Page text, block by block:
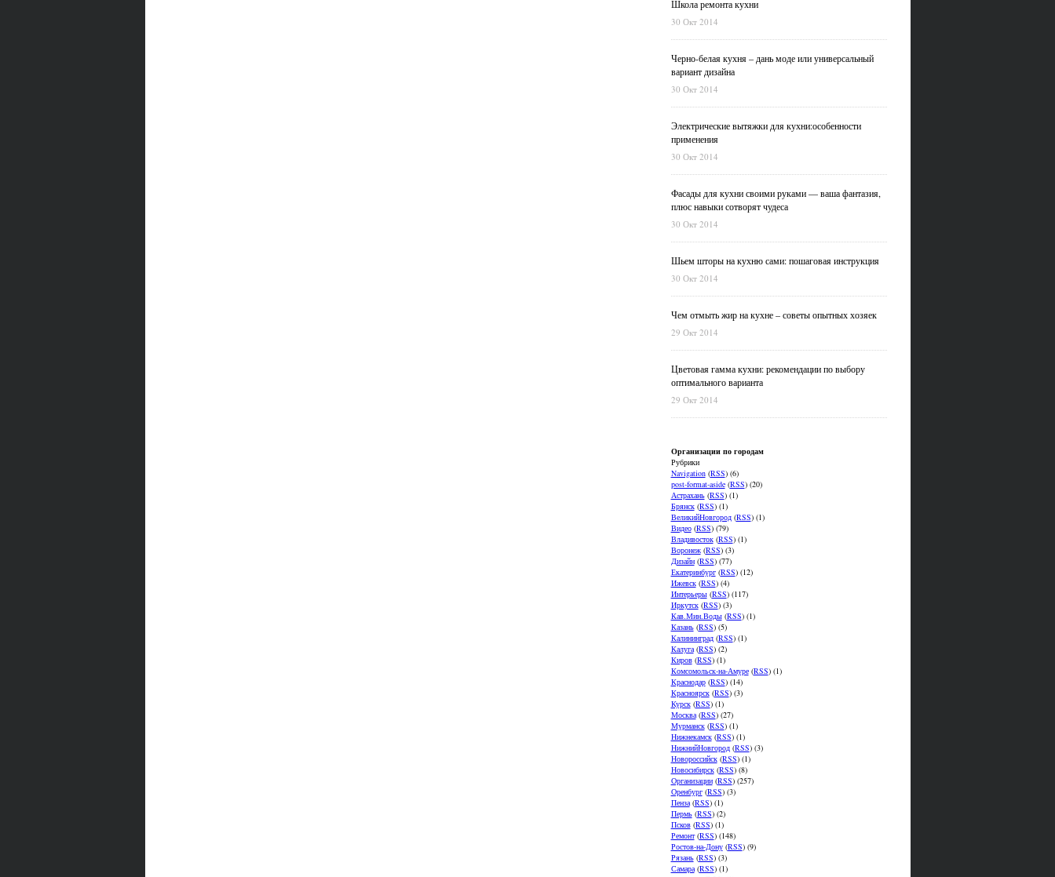
Школа ремонта кухни
30 Окт 2014
Черно-белая кухня – дань моде или универсальный
вариант дизайна
30 Окт 2014
Электрические вытяжки для кухни:особенности
применения
30 Окт 2014
Фасады для кухни своими руками — ваша фантазия,
плюс навыки сотворят чудеса
30 Окт 2014
Шьем шторы на кухню сами: пошаговая инструкция
30 Окт 2014
Чем отмыть жир на кухне – советы опытных хозяек
29 Окт 2014
Цветовая гамма кухни: рекомендации по выбору
оптимального варианта
29 Окт 2014
Организации по городам
Рубрики
Navigation(RSS) (6)
post-format-aside(RSS) (20)
Астрахань(RSS) (1)
Брянск(RSS) (1)
ВеликийНовгород(RSS) (1)
Видео(RSS) (79)
Владивосток(RSS) (1)
Воронеж(RSS) (3)
Дизайн(RSS) (77)
Екатеринбург(RSS) (12)
Ижевск(RSS) (4)
Интерьеры(RSS) (117)
Иркутск(RSS) (3)
Кав.Мин.Воды(RSS) (1)
Казань(RSS) (5)
Калининград(RSS) (1)
Калуга(RSS) (2)
Киров(RSS) (1)
Комсомольск-на-Амуре(RSS) (1)
Краснодар(RSS) (14)
Красноярск(RSS) (3)
Курск(RSS) (1)
Москва(RSS) (27)
Мурманск(RSS) (1)
Нижнекамск(RSS) (1)
НижнийНовгород(RSS) (3)
Новороссийск(RSS) (1)
Новосибирск(RSS) (8)
Организации(RSS) (257)
Оренбург(RSS) (3)
Пенза(RSS) (1)
Пермь(RSS) (2)
Псков(RSS) (1)
Ремонт(RSS) (148)
Ростов-на-Дону(RSS) (9)
Рязань(RSS) (3)
Самара(RSS) (1)